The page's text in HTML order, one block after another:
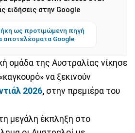
ειδήσεις στην Google
ως προτιμώμενη πηγή
αποτελέσματα Google
ομάδα της Αυστραλίας νίκησε
να ξεκινούν
2026, στην πρεμιέρα του
μεγάλη έκπληξη στο